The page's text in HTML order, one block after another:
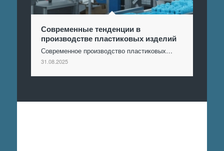
Современные тенденции в
производстве пластиковых изделий
Современное производство пластиковых…
31.08.2025